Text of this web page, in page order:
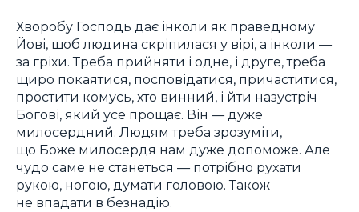
Хворобу Господь дає інколи як праведному
Йові, щоб людина скріпилася у вірі, а інколи —
за гріхи. Треба прийняти і одне, і друге, треба
щиро покаятися, посповідатися, причаститися,
простити комусь, хто винний, і йти назустріч
Богові, який усе прощає. Він — дуже
милосердний. Людям треба зрозуміти,
що Боже милосердя нам дуже допоможе. Але
чудо саме не станеться — потрібно рухати
рукою, ногою, думати головою. Також
не впадати в безнадію.